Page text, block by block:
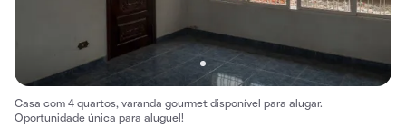
Casa com 4 quartos, varanda gourmet disponível para alugar.
Oportunidade única para aluguel!